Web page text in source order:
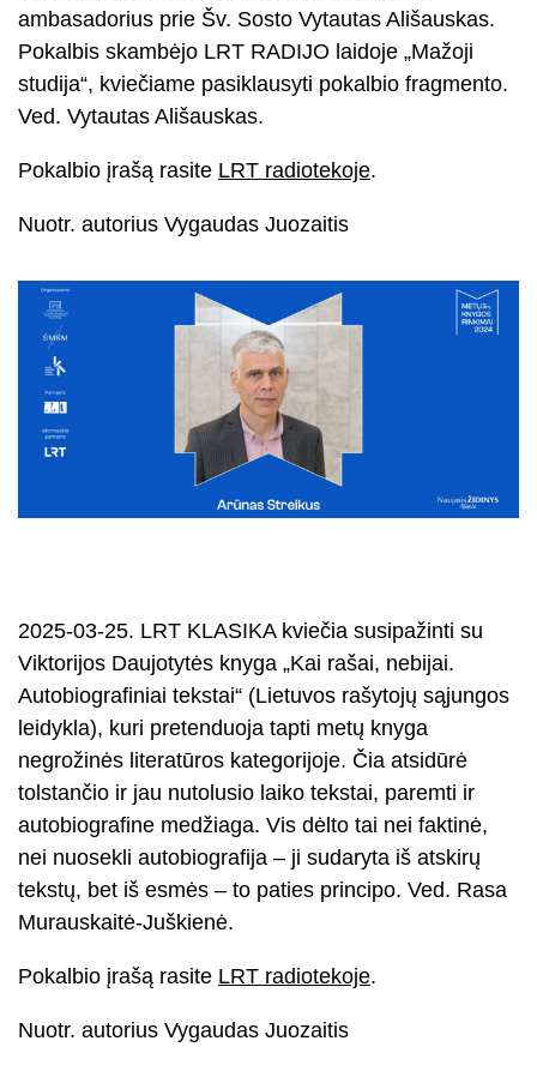
ambasadorius prie Šv. Sosto Vytautas Ališauskas.
Pokalbis skambėjo LRT RADIJO laidoje „Mažoji
studija“, kviečiame pasiklausyti pokalbio fragmento.
Ved. Vytautas Ališauskas.
Pokalbio įrašą rasite LRT radiotekoje.
Nuotr. autorius Vygaudas Juozaitis
2025-03-25. LRT KLASIKA kviečia susipažinti su
Viktorijos Daujotytės knyga „Kai rašai, nebijai.
Autobiografiniai tekstai“ (Lietuvos rašytojų sąjungos
leidykla), kuri pretenduoja tapti metų knyga
negrožinės literatūros kategorijoje. Čia atsidūrė
tolstančio ir jau nutolusio laiko tekstai, paremti ir
autobiografine medžiaga. Vis dėlto tai nei faktinė,
nei nuosekli autobiografija – ji sudaryta iš atskirų
tekstų, bet iš esmės – to paties principo. Ved. Rasa
Murauskaitė-Juškienė.
Pokalbio įrašą rasite LRT radiotekoje.
Nuotr. autorius Vygaudas Juozaitis